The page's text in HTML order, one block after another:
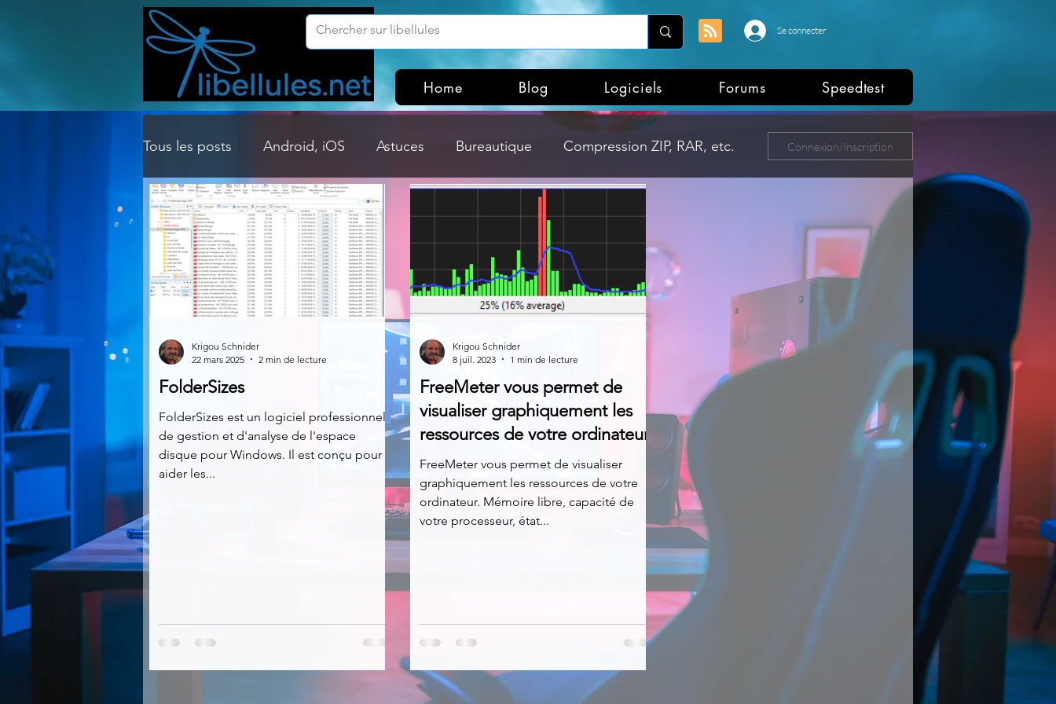
Se connecter
Home Blog Logiciels Forums Speedtest
Tous les posts Android, iOS Astuces Bureautique Compression ZIP, RAR, etc.
Customisation Windows Divers
Gestion Système Graphisme Hardware Internet
Linux Mises à jour
Multimedia News Nirsoft Occupation disque
Photographie Réseaux Réseaux sociaux Sécurité Services en ligne
Logiciels les plus recherchés
Connexion/Inscription
FolderSizes
FolderSizes est un logiciel professionnel
de gestion et d'analyse de l'espace
disque pour Windows. Il est conçu pour
aider les...
Krigou Schnider
22 mars 2025
2 min de lecture
FreeMeter vous permet de
visualiser graphiquement les
ressources de votre ordinateur
FreeMeter vous permet de visualiser
graphiquement les ressources de votre
ordinateur. Mémoire libre, capacité de
votre processeur, état...
Krigou Schnider
8 juil. 2023
1 min de lecture